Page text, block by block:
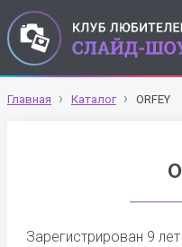
Главная Каталог ORFEY
Зарегистрирован 9